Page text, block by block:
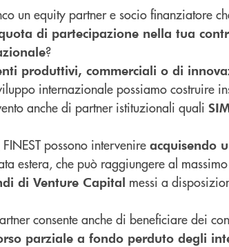
un equity partner e socio finanziatore
di partecipazione nella tua
?
produttivi, commerciali o di
internazionale possiamo costruire
anche di partner istituzionali quali
possono intervenire acquisendo
estera, che può raggiungere al
di Venture Capital messi a
consente anche di beneficiare dei
parziale a fondo perduto degli